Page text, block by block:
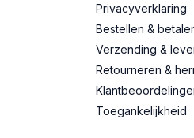
Privacyverklaring
Bestellen &
Verzending &
Retourneren &
Toegankelijkheid